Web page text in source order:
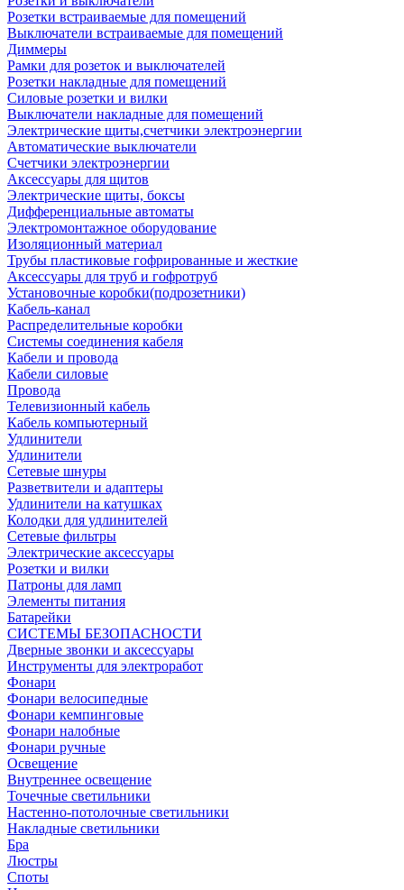
Розетки встраиваемые для помещений
Выключатели встраиваемые для помещений
Диммеры
Рамки для розеток и выключателей
Розетки накладные для помещений
Силовые розетки и вилки
Выключатели накладные для помещений
Электрические щиты,счетчики электроэнергии
Автоматические выключатели
Счетчики электроэнергии
Аксессуары для щитов
Электрические щиты, боксы
Дифференциальные автоматы
Электромонтажное оборудование
Изоляционный материал
Трубы пластиковые гофрированные и жесткие
Аксессуары для труб и гофротруб
Установочные коробки(подрозетники)
Кабель-канал
Распределительные коробки
Системы соединения кабеля
Кабели и провода
Кабели силовые
Провода
Телевизионный кабель
Кабель компьютерный
Удлинители
Удлинители
Сетевые шнуры
Разветвители и адаптеры
Удлинители на катушках
Колодки для удлинителей
Сетевые фильтры
Электрические аксессуары
Розетки и вилки
Патроны для ламп
Элементы питания
Батарейки
СИСТЕМЫ БЕЗОПАСНОСТИ
Дверные звонки и аксессуары
Инструменты для электроработ
Фонари
Фонари велосипедные
Фонари кемпинговые
Фонари налобные
Фонари ручные
Освещение
Внутреннее освещение
Точечные светильники
Настенно-потолочные светильники
Накладные светильники
Бра
Люстры
Споты